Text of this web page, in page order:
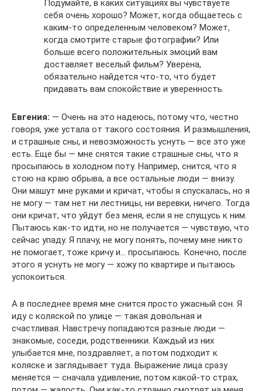
Подумайте, в каких ситуациях вы чувствуете
себя очень хорошо? Может, когда общаетесь с
каким-то определенным человеком? Может,
когда смотрите старые фотографии? Или
больше всего положительных эмоций вам
доставляет веселый фильм? Уверена,
обязательно найдется что-то, что будет
придавать вам спокойствие и уверенность.
Евгения: — Очень на это надеюсь, потому что, честно
говоря, уже устала от такого состояния. И размышления,
и страшные сны, и невозможность уснуть — все это уже
есть. Еще бы — мне снятся такие страшные сны, что я
просыпаюсь в холодном поту. Например, снится, что я
стою на краю обрыва, а все остальные люди — внизу.
Они машут мне руками и кричат, чтобы я спускалась, но я
не могу — там нет ни лестницы, ни веревки, ничего. Тогда
они кричат, что уйдут без меня, если я не спущусь к ним.
Пытаюсь как-то идти, но не получается — чувствую, что
сейчас упаду. Я плачу, не могу понять, почему мне никто
не помогает, тоже кричу и… просыпаюсь. Конечно, после
этого я уснуть не могу — хожу по квартире и пытаюсь
успокоиться.
А в последнее время мне снится просто ужасный сон. Я
иду с коляской по улице — такая довольная и
счастливая. Навстречу попадаются разные люди —
знакомые, соседи, родственники. Каждый из них
улыбается мне, поздравляет, а потом подходит к
коляске и заглядывает туда. Выражение лица сразу
меняется — сначала удивление, потом какой-то страх,